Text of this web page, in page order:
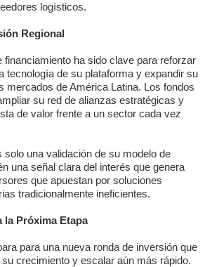
logísticos.
Regional
financiamiento ha sido clave para reforzar
tecnología de su plataforma y expandir su
mercados de América Latina. Los fondos
su red de alianzas estratégicas y
de valor frente a un sector cada vez
solo una validación de su modelo de
una señal clara del interés que genera
que apuestan por soluciones
tradicionalmente ineficientes.
la Próxima Etapa
para una nueva ronda de inversión que
crecimiento y escalar aún más rápido.